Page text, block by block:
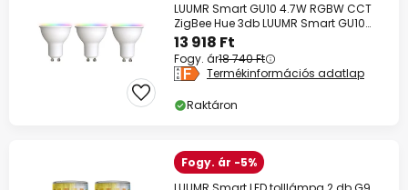
LUUMR Smart GU10 4.7W RGBW CCT
ZigBee Hue 3db LUUMR Smart GU10
4.7W RGBW CCT
13 918 Ft
Fogy. ár18 740 Ft
Termékinformációs adatlap
Raktáron
Fogy. ár -5%